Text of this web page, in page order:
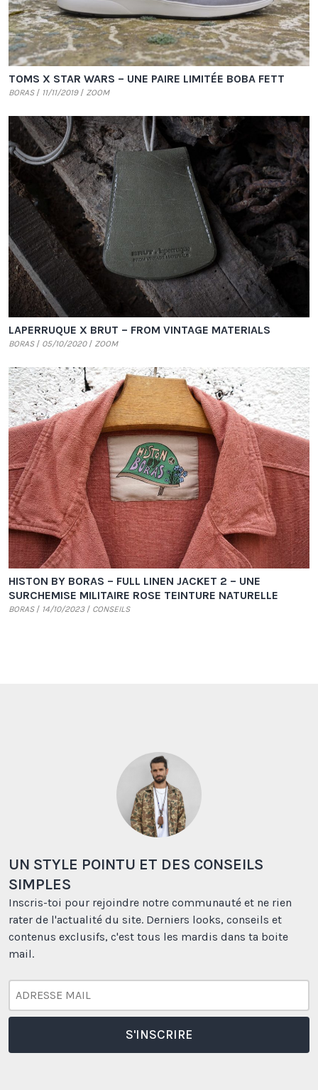
TOMS X STAR WARS – UNE PAIRE LIMITÉE BOBA FETT
BORAS 11/11/2019 ZOOM
LAPERRUQUE X BRUT – FROM VINTAGE MATERIALS
BORAS 05/10/2020 ZOOM
HISTON BY BORAS – FULL LINEN JACKET 2 – UNE
SURCHEMISE MILITAIRE ROSE TEINTURE NATURELLE
BORAS 14/10/2023 CONSEILS
UN STYLE POINTU ET DES CONSEILS
SIMPLES
Inscris-toi pour rejoindre notre communauté et ne rien
rater de l'actualité du site. Derniers looks, conseils et
contenus exclusifs, c'est tous les mardis dans ta boite
mail.